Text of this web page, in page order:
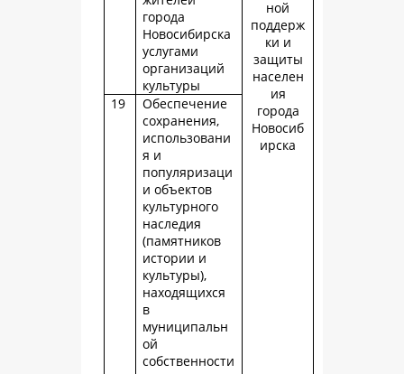
ной
поддерж
ки и
защиты
населен
ия
города
Новосиб
ирска
города
Новосибирска
услугами
организаций
культуры
19
Обеспечение
сохранения,
использовани
я и
популяризаци
и объектов
культурного
наследия
(памятников
истории и
культуры),
находящихся
в
муниципальн
ой
собственности